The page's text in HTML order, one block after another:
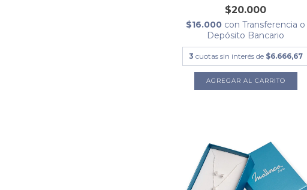
$20.000
$16.000 con Transferencia o
Depósito Bancario
3 cuotas sin interés de $6.666,67
AGREGAR AL CARRITO